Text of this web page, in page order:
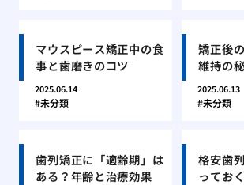
マウスピース矯正中の食
事と歯磨きのコツ
2025.06.14
未分類
矯正後
維持の
2025.06.13
未分類
歯列矯正に「適齢期」は
ある？年齢と治療効果
格安歯
ってお